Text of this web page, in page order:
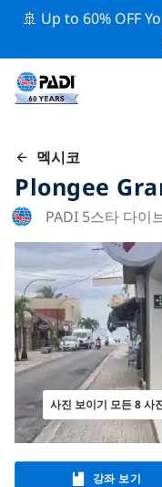
🚢 Up to 60% OFF
멕시코
Plongee
PADI 5스타 다이
사진 보이기 모
강좌 보기